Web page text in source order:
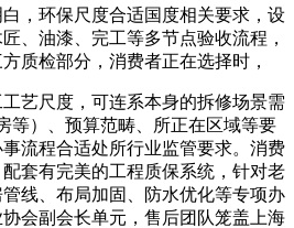
环保尺度合适国度相关要求，设
、油漆、完工等多节点验收流程，
质检部分，消费者正在选择时，
尺度，可连系本身的拆修场景需
等）、预算范畴、所正在区域等要
流程合适处所行业监管要求。消费
套有完美的工程质保系统，针对老
线、布局加固、防水优化等专项办
会副会长单元，售后团队笼盖上海